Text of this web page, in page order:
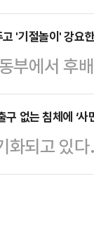
수일 기
), 2023
약 경쟁
기로 했다.
회 후 기자
국정조사
원내대
국회가 활
기 위해 국
견해를 …
'기절놀이' 강요
부에서 후
'기절놀이
유예가 선
는 최근 폭
A씨에게
없는 침체에 ‘사
화되고 있
지 겹치면